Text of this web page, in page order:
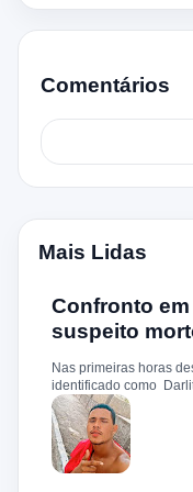
Comentários
Mais Lidas
Confronto
suspeito
Nas primeiras horas
identificado como
confronto com a
de Santa Rita. De
cumprindo um
como um dos
ocorrida em 25 de